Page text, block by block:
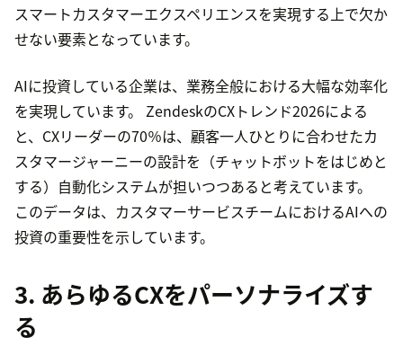
スマートカスタマーエクスペリエンスを実現する上で欠か
せない要素となっています。
AIに投資している企業は、業務全般における大幅な効率化
を実現しています。 ZendeskのCXトレンド2026による
と、CXリーダーの70％は、顧客一人ひとりに合わせたカ
スタマージャーニーの設計を（チャットボットをはじめと
する）自動化システムが担いつつあると考えています。
このデータは、カスタマーサービスチームにおけるAIへの
投資の重要性を示しています。
3. あらゆるCXをパーソナライズす
る